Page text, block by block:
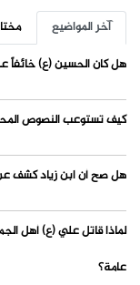
آخر المواضيع
هل كان الحسين (ع) خائفاً
كيف تستوعب النصوص
هل صح أن ابن زياد كشف عن
لماذا قاتل علي (ع) أهل
عامة؟